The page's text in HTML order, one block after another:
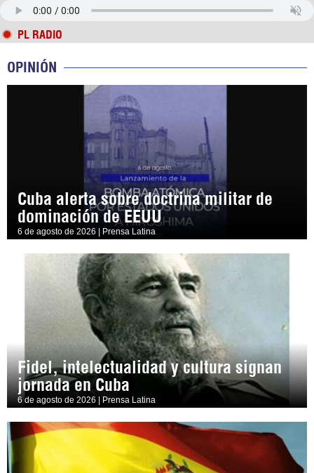
PL RADIO
OPINIÓN
Cuba alerta sobre doctrina militar de
dominación de EEUU
6 de agosto de 2026 | Prensa Latina
Fidel, intelectualidad y cultura signan
jornada en Cuba
6 de agosto de 2026 | Prensa Latina